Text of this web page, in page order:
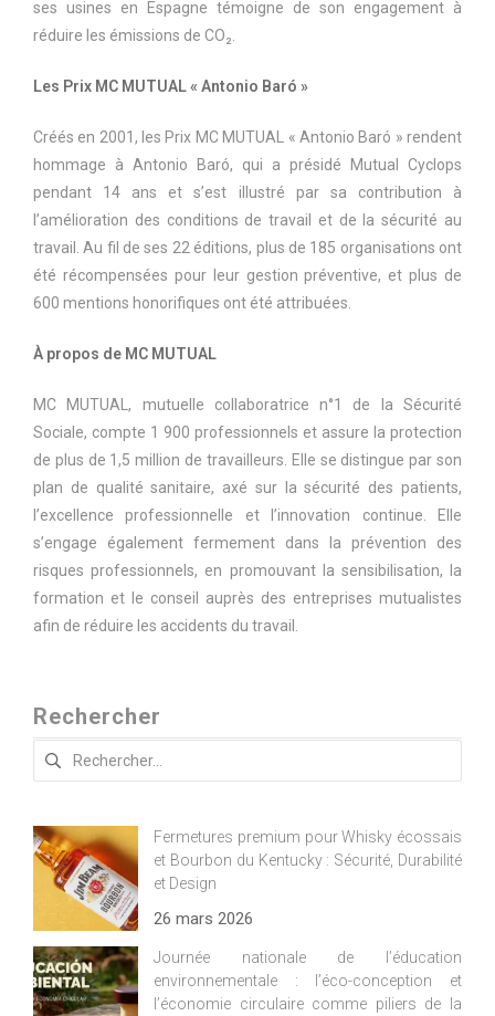
ses usines en Espagne témoigne de son engagement à
réduire les émissions de CO₂.
Les Prix MC MUTUAL « Antonio Baró »
Créés en 2001, les Prix MC MUTUAL « Antonio Baró » rendent
hommage à Antonio Baró, qui a présidé Mutual Cyclops
pendant 14 ans et s’est illustré par sa contribution à
l’amélioration des conditions de travail et de la sécurité au
travail. Au fil de ses 22 éditions, plus de 185 organisations ont
été récompensées pour leur gestion préventive, et plus de
600 mentions honorifiques ont été attribuées.
À propos de MC MUTUAL
MC MUTUAL, mutuelle collaboratrice n°1 de la Sécurité
Sociale, compte 1 900 professionnels et assure la protection
de plus de 1,5 million de travailleurs. Elle se distingue par son
plan de qualité sanitaire, axé sur la sécurité des patients,
l’excellence professionnelle et l’innovation continue. Elle
s’engage également fermement dans la prévention des
risques professionnels, en promouvant la sensibilisation, la
formation et le conseil auprès des entreprises mutualistes
afin de réduire les accidents du travail.
Rechercher
Rechercher :
Fermetures premium pour Whisky écossais
et Bourbon du Kentucky : Sécurité, Durabilité
et Design
26 mars 2026
Journée nationale de l’éducation
environnementale : l’éco-conception et
l’économie circulaire comme piliers de la